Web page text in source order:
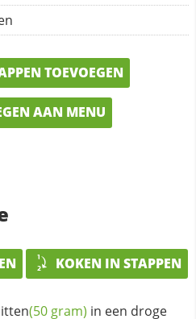
TOEVOEGEN
AAN MENU
KOKEN IN STAPPEN
(50 gram) in een droge